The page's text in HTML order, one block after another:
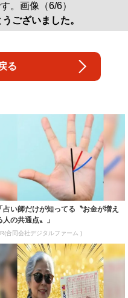
。画像（6/6）
ございました。
る
「占い師だけが知ってる〝お金が増え
人の共通点〟」
合同会社デジタルファーム )